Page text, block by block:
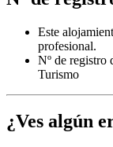
Este
profesional.
Nº de registro
Turismo
¿Ves algún